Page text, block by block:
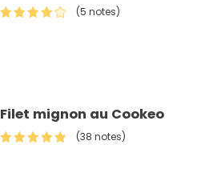
(5 notes)
Filet mignon au Cookeo
(38 notes)